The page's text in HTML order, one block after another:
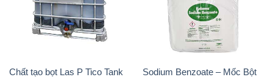
Chất tạo bọt Las P Tico Tank
Sodium Benzoate – Mốc Bột